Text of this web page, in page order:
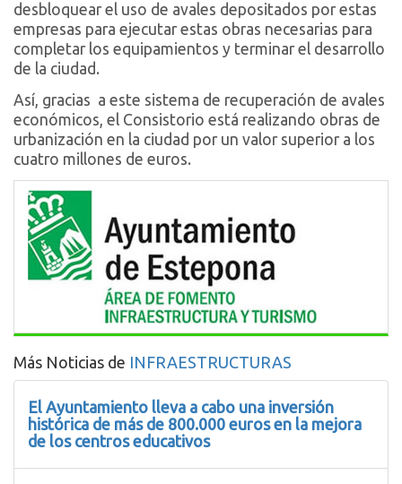
desbloquear el uso de avales depositados por estas
empresas para ejecutar estas obras necesarias para
completar los equipamientos y terminar el desarrollo
de la ciudad.
Así, gracias a este sistema de recuperación de avales
económicos, el Consistorio está realizando obras de
urbanización en la ciudad por un valor superior a los
cuatro millones de euros.
Más Noticias de INFRAESTRUCTURAS
El Ayuntamiento lleva a cabo una inversión
histórica de más de 800.000 euros en la mejora
de los centros educativos